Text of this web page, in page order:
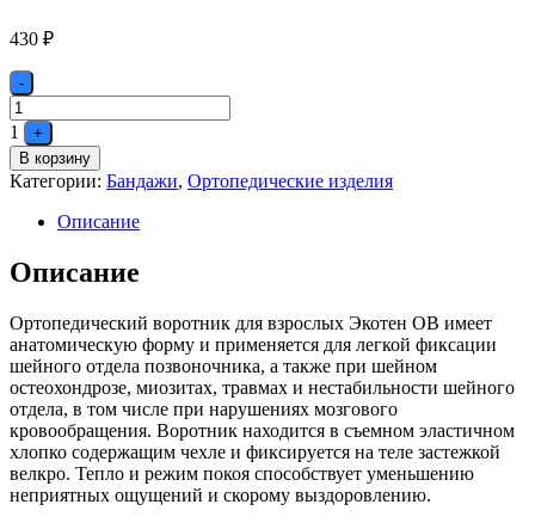
430 ₽
Quantity
-
1
+
В корзину
Категории: Бандажи, Ортопедические изделия
Описание
Описание
Ортопедический воротник для взрослых Экотен ОВ имеет
анатомическую форму и применяется для легкой фиксации
шейного отдела позвоночника, а также при шейном
остеохондрозе, миозитах, травмах и нестабильности шейного
отдела, в том числе при нарушениях мозгового
кровообращения. Воротник находится в съемном эластичном
хлопко содержащим чехле и фиксируется на теле застежкой
велкро. Тепло и режим покоя способствует уменьшению
неприятных ощущений и скорому выздоровлению.